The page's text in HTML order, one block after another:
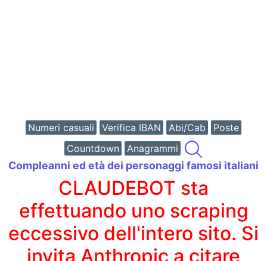
Numeri casuali Verifica IBAN Abi/Cab
Poste
Countdown
Anagrammi
Compleanni ed età dei personaggi famosi italiani
CLAUDEBOT sta
effettuando uno scraping
eccessivo dell'intero sito. Si
invita Anthropic a citare